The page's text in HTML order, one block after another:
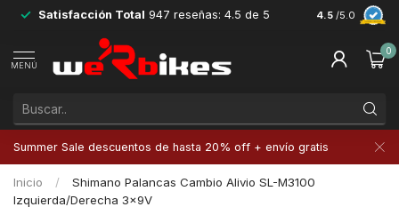
Satisfacción Total 947 reseñas: 4.5 de 5 4.5 /5.0
MENÚ
0
Summer Sale descuentos de hasta 20% off + envío gratis
Inicio /
Shimano Palancas Cambio Alivio SL-M3100
Izquierda/Derecha 3x9V